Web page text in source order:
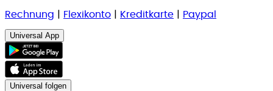
Rechnung Flexikonto Kreditkarte Paypal
Universal App
Universal folgen